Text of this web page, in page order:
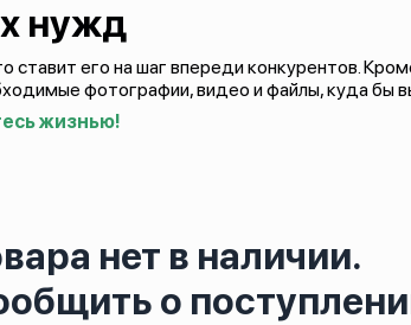
нужд
ставит его на шаг впереди конкурентов.
фотографии, видео и файлы, куда бы
жизнью!
нет в наличии.
о